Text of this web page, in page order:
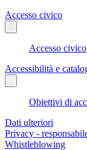
Accesso civico
Accesso civico
Accessibilità e
Obiettivi di
Dati ulteriori
Privacy -
Whistleblowing